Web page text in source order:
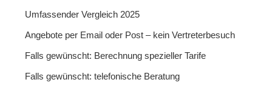
Umfassender Vergleich 2025
Angebote per Email oder Post – kein Vertreterbesuch
Falls gewünscht: Berechnung spezieller Tarife
Falls gewünscht: telefonische Beratung